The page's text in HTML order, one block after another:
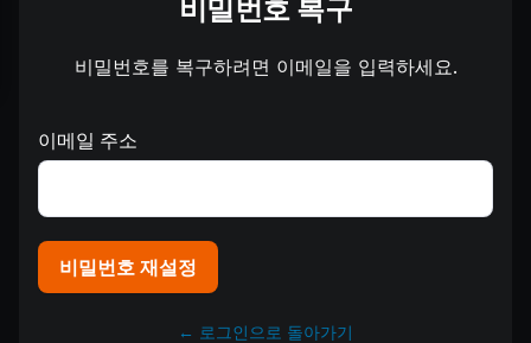
비밀번호 복구
비밀번호를 복구하려면 이메일을 입력하세요.
이메일 주소
비밀번호 재설정
← 로그인으로 돌아가기